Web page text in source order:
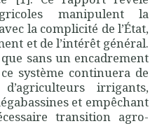
manipulent la
la complicité de l’État,
et de l’intérêt général.
sans un encadrement
système continuera de
irrigants,
et empêchant
transition agro-